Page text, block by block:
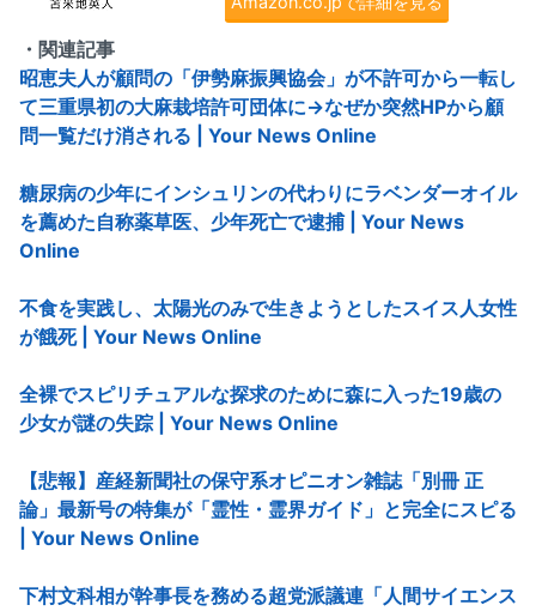
・関連記事
昭恵夫人が顧問の「伊勢麻振興協会」が不許可から一転し
て三重県初の大麻栽培許可団体に→なぜか突然HPから顧
問一覧だけ消される | Your News Online
糖尿病の少年にインシュリンの代わりにラベンダーオイル
を薦めた自称薬草医、少年死亡で逮捕 | Your News
Online
不食を実践し、太陽光のみで生きようとしたスイス人女性
が餓死 | Your News Online
全裸でスピリチュアルな探求のために森に入った19歳の
少女が謎の失踪 | Your News Online
【悲報】産経新聞社の保守系オピニオン雑誌「別冊 正
論」最新号の特集が「霊性・霊界ガイド」と完全にスピる
| Your News Online
下村文科相が幹事長を務める超党派議連「人間サイエンス